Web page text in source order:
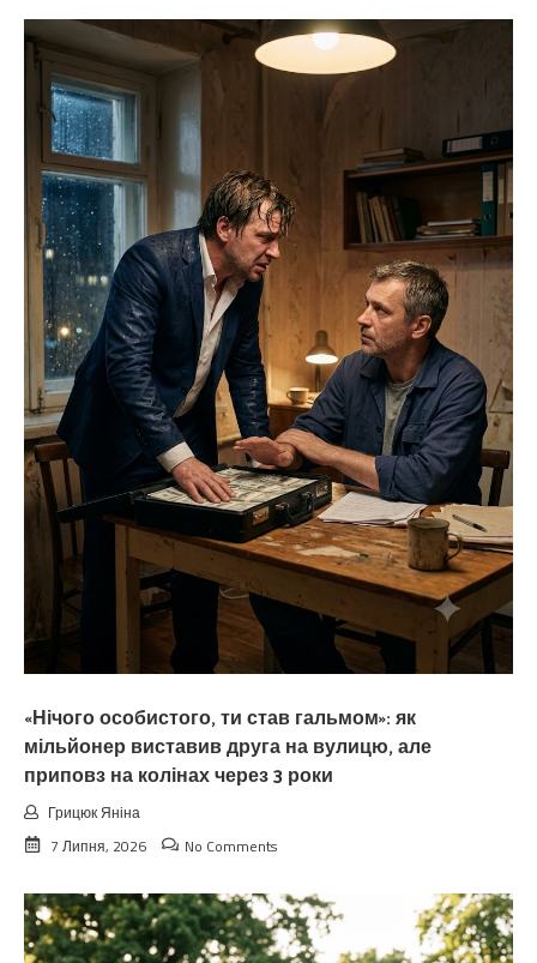
«Нічого особистого, ти став гальмом»: як
мільйонер виставив друга на вулицю, але
приповз на колінах через 3 роки
Грицюк Яніна
7 Липня, 2026
No Comments